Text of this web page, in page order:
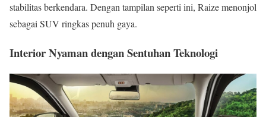
stabilitas berkendara. Dengan tampilan seperti ini, Raize menonjol
sebagai SUV ringkas penuh gaya.
Interior Nyaman dengan Sentuhan Teknologi